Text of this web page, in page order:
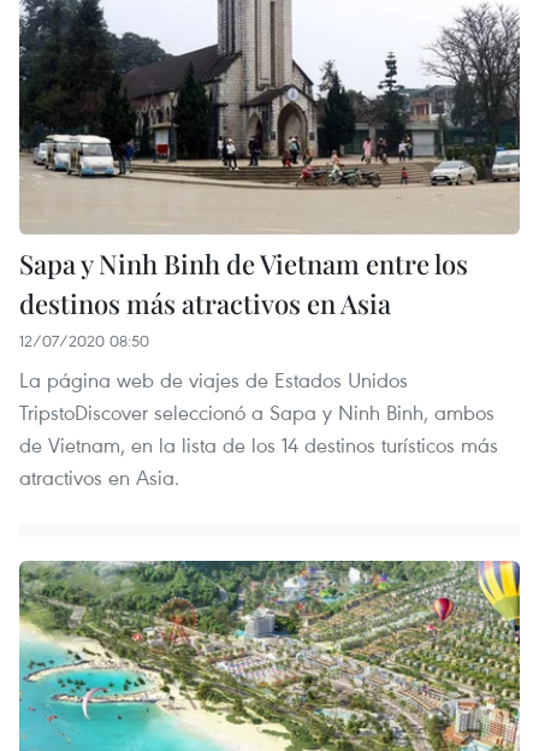
Sapa y Ninh Binh de Vietnam entre los
destinos más atractivos en Asia
12/07/2020 08:50
La página web de viajes de Estados Unidos
TripstoDiscover seleccionó a Sapa y Ninh Binh, ambos
de Vietnam, en la lista de los 14 destinos turísticos más
atractivos en Asia.